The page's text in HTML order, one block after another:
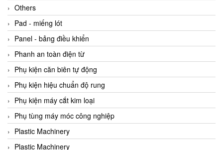
Beka
BEKO
Belimo
Benetech Vietnam
Bently Nevada
Bentone Vietnam
Bernstein Vietnam
Berthold
Bestech
Bestech
Others
Pad - miếng lót
Panel - bảng điều khiển
Phanh an toàn điện từ
Phụ kiện căn biên tự động
Phụ kiện hiệu chuẩn độ rung
Phụ kiện máy cắt kim loại
Phụ tùng máy móc công nghiệp
Plastic Machinery
Plastic Machinery